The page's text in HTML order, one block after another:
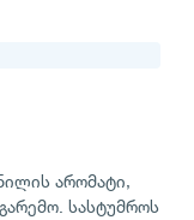
არომატი,
სასტუმროს